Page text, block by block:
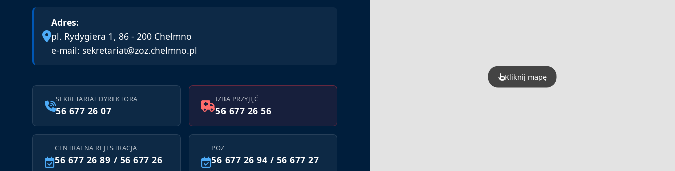
Adres:
pl. Rydygiera 1, 86 - 200 Chełmno
e-mail: sekretariat@zoz.chelmno.pl
SEKRETARIAT DYREKTORA
56 677 26 07
IZBA PRZYJĘĆ
56 677 26 56
CENTRALNA REJESTRACJA
56 677 26 89 / 56 677 26
POZ
56 677 26 94 / 56 677 27
Kliknij mapę